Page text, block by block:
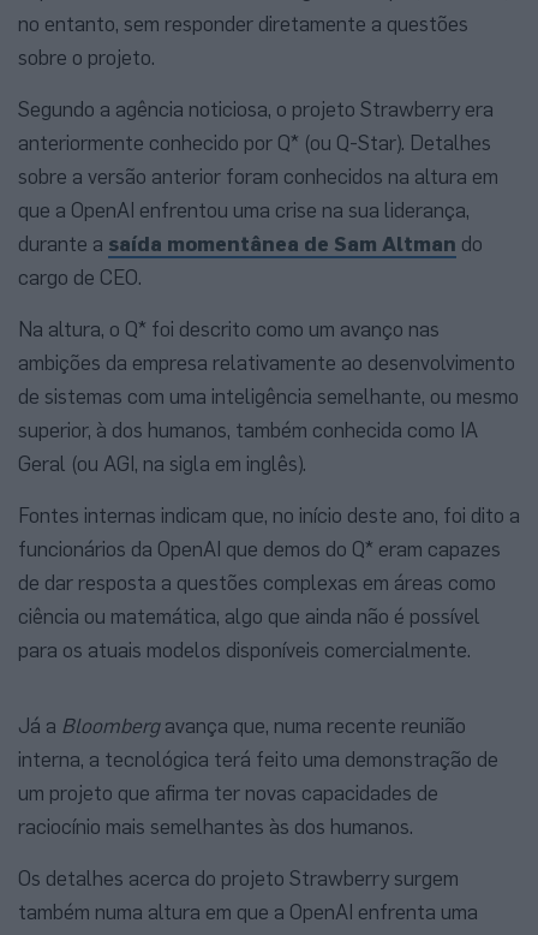
no entanto, sem responder diretamente a questões
sobre o projeto.
Segundo a agência noticiosa, o projeto Strawberry era
anteriormente conhecido por Q* (ou Q-Star). Detalhes
sobre a versão anterior foram conhecidos na altura em
que a OpenAI enfrentou uma crise na sua liderança,
durante a saída momentânea de Sam Altman do
cargo de CEO.
Na altura, o Q* foi descrito como um avanço nas
ambições da empresa relativamente ao desenvolvimento
de sistemas com uma inteligência semelhante, ou mesmo
superior, à dos humanos, também conhecida como IA
Geral (ou AGI, na sigla em inglês).
Fontes internas indicam que, no início deste ano, foi dito a
funcionários da OpenAI que demos do Q* eram capazes
de dar resposta a questões complexas em áreas como
ciência ou matemática, algo que ainda não é possível
para os atuais modelos disponíveis comercialmente.
Já a Bloombergavança que, numa recente reunião
interna, a tecnológica terá feito uma demonstração de
um projeto que afirma ter novas capacidades de
raciocínio mais semelhantes às dos humanos.
Os detalhes acerca do projeto Strawberry surgem
também numa altura em que a OpenAI enfrenta uma